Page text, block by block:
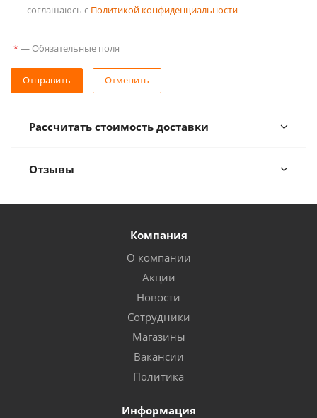
соглашаюсь с Политикой конфиденциальности
* — Обязательные поля
Отправить Отменить
Рассчитать стоимость доставки
Отзывы
Компания
О компании
Акции
Новости
Сотрудники
Магазины
Вакансии
Политика
Информация